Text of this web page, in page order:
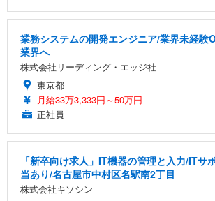
業務システムの開発エンジニア/業界未経験
業界へ
株式会社リーディング・エッジ社
東京都
月給33万3,333円～50万円
正社員
「新卒向け求人」IT機器の管理と入力/ITサ
当あり/名古屋市中村区名駅南2丁目
株式会社キソシン